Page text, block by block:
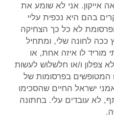
אייקון. אני לא שומע את
בהם היא נכפית עליי
לא כל כך הצחיקה
ככה לחונה שלי, ומתחיל
מוריד לו איזה אחת, או
צפלון ו/או חלשלוש לעשות
המטופשים בפרסומות של
ישראל החיים שהסכימו
לא עובדים עלי. בחתונה